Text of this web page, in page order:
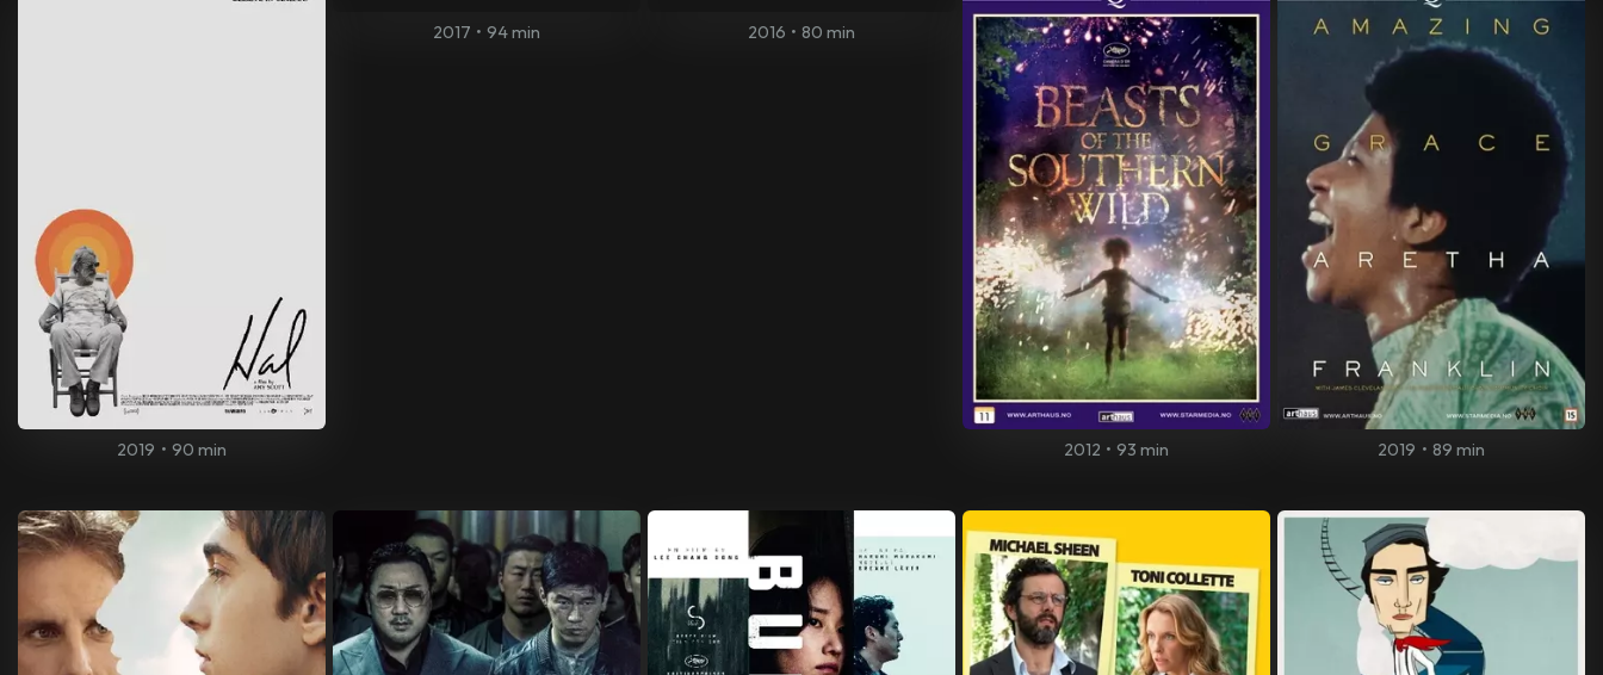
2019 • 90 min
2017 • 94 min 2016 • 80 min
2012 • 93 min 2019 • 89 min